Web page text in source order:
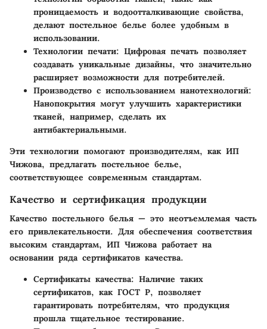
проницаемость и водоотталкивающие свойства,
делают постельное белье более удобным в
использовании.
Технологии печати: Цифровая печать позволяет
создавать уникальные дизайны, что значительно
расширяет возможности для потребителей.
Производство с использованием нанотехнологий:
Нанопокрытия могут улучшить характеристики
тканей, например, сделать их
антибактериальными.
Эти технологии помогают производителям, как ИП
Чижова, предлагать постельное белье,
соответствующее современным стандартам.
Качество и сертификация продукции
Качество постельного белья — это неотъемлемая часть
его привлекательности. Для обеспечения соответствия
высоким стандартам, ИП Чижова работает на
основании ряда сертификатов качества.
Сертификаты качества: Наличие таких
сертификатов, как ГОСТ Р, позволяет
гарантировать потребителям, что продукция
прошла тщательное тестирование.